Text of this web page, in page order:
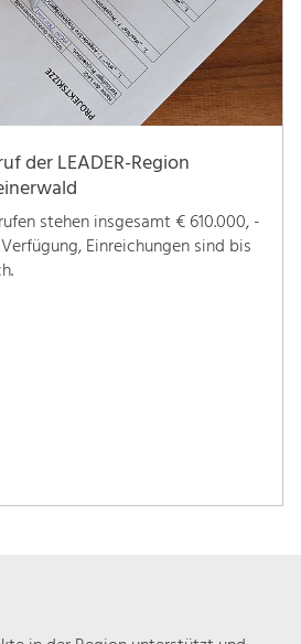
der LEADER-Region
stehen insgesamt € 610.000, -
Einreichungen sind bis